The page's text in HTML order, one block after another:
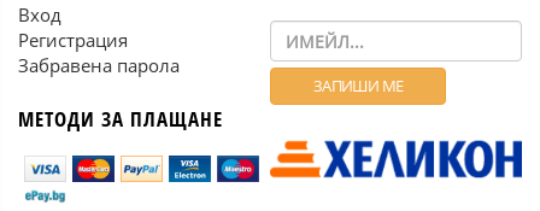
Вход
Регистрация
Забравена парола
МЕТОДИ ЗА ПЛАЩАНЕ